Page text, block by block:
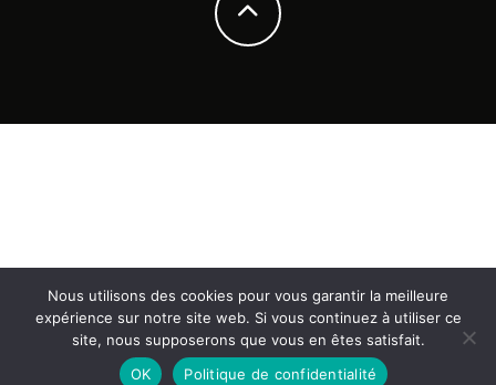
Nous utilisons des cookies pour vous garantir la meilleure
expérience sur notre site web. Si vous continuez à utiliser ce
site, nous supposerons que vous en êtes satisfait.
OK
Politique de confidentialité